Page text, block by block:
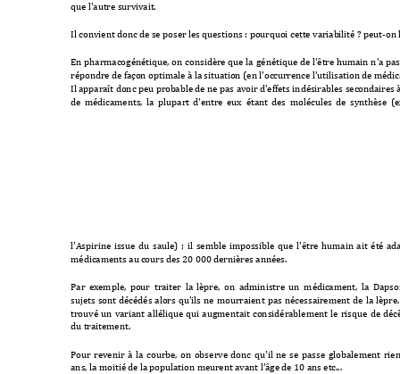
que l'autre survivait.
Il convient donc de se poser les questions : pourquoi cette variabilité ? peut-on
En pharmacogénétique, on considère que la génétique de l'être humain n'a
répondre de façon optimale à la situation (en l'occurrence l'utilisation de
Il apparaît donc peu probable de ne pas avoir d'effets indésirables secondaires
de médicaments, la  plupart d'entre eux  étant des molécules de synthèse
l'Aspirine issue du saule) ; il semble impossible que l'être humain ait été
médicaments au cours des 20 000 dernières années.
Par  exemple, pour  traiter  la lèpre,  on administre un  médicament, la
sujets sont décédés alors qu'ils ne mourraient pas nécessairement de la
trouvé un variant allélique qui augmentait considérablement le risque de
du traitement.
Pour revenir à la courbe, on observe donc qu'il ne se passe globalement
ans, la moitié de la population meurent avant l'âge de 10 ans etc...